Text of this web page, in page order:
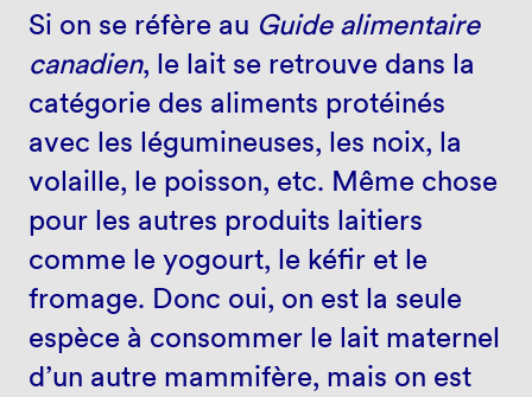
Si on se réfère au Guide alimentaire
canadien, le lait se retrouve dans la
catégorie des aliments protéinés
avec les légumineuses, les noix, la
volaille, le poisson, etc. Même chose
pour les autres produits laitiers
comme le yogourt, le kéfir et le
fromage. Donc oui, on est la seule
espèce à consommer le lait maternel
d’un autre mammifère, mais on est